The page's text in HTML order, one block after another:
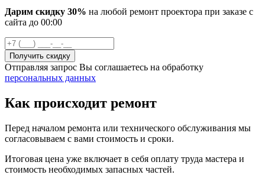
Дарим скидку 30% на любой ремонт проектора при заказе с
сайта до 00:00
Отправляя запрос Вы соглашаетесь на обработку
персональных данных
Как происходит ремонт
Перед началом ремонта или технического обслуживания мы
согласовываем с вами стоимость и сроки.
Итоговая цена уже включает в себя оплату труда мастера и
стоимость необходимых запасных частей.